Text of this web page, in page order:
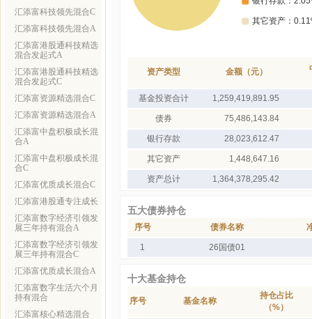
汇添富科技领先混合C
汇添富科技领先混合A
汇添富港股通科技精选
混合发起式A
汇添富港股通科技精选
混合发起式C
汇添富资源精选混合C
汇添富资源精选混合A
汇添富中盘积极成长混
合A
汇添富中盘积极成长混
合C
汇添富优质成长混合C
汇添富港股通专注成长
汇添富数字经济引领发
展三年持有混合A
汇添富数字经济引领发
展三年持有混合C
汇添富优质成长混合A
汇添富数字生活六个月
持有混合
汇添富核心精选混合
资产类型 金额（元）
基金投资合计 1,259,419,891.95
债券 75,486,143.84
银行存款 28,023,612.47
其它资产 1,448,647.16
资产总计 1,364,378,295.42
五大债券持仓
序号 债券名称
1 26国债01
十大基金持仓
序号 基金名称
持仓占比
（%）